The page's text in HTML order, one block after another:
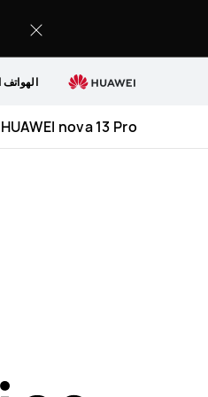
13
الهواتف
HUAWEI nova 13 Pro